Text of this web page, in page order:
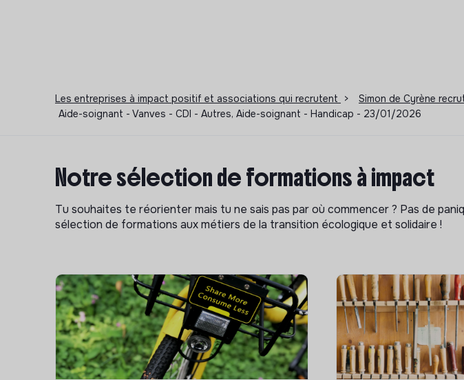
Les entreprises à impact positif et associations qui recrutent > Simon de Cyrène
Aide-soignant - Vanves - CDI - Autres, Aide-soignant - Handicap - 23/01/2026
Notre sélection de formations à impact
Tu souhaites te réorienter mais tu ne sais pas par où commencer ? Pas de
sélection de formations aux métiers de la transition écologique et solidaire !